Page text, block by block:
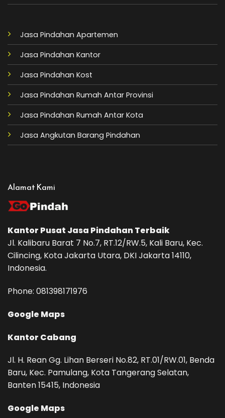
Jasa Pindahan Apartemen
Jasa Pindahan Kantor
Jasa Pindahan Kost
Jasa Pindahan Rumah Antar Provinsi
Jasa Pindahan Rumah Antar Kota
Jasa Angkutan Barang Pindahan
Alamat Kami
Kantor Pusat Jasa PindahanTerbaik
Jl. Kalibaru Barat 7 No.7, RT.12/RW.5, Kali Baru, Kec.
Cilincing, Kota Jakarta Utara, DKI Jakarta 14110,
Indonesia.
Phone: ‪081398171976‬
Google Maps
Kantor Cabang
Jl. H. Rean Gg. Lihan Berseri No.82, RT.01/RW.01, Benda
Baru, Kec. Pamulang, Kota Tangerang Selatan,
Banten 15415, Indonesia
Google Maps